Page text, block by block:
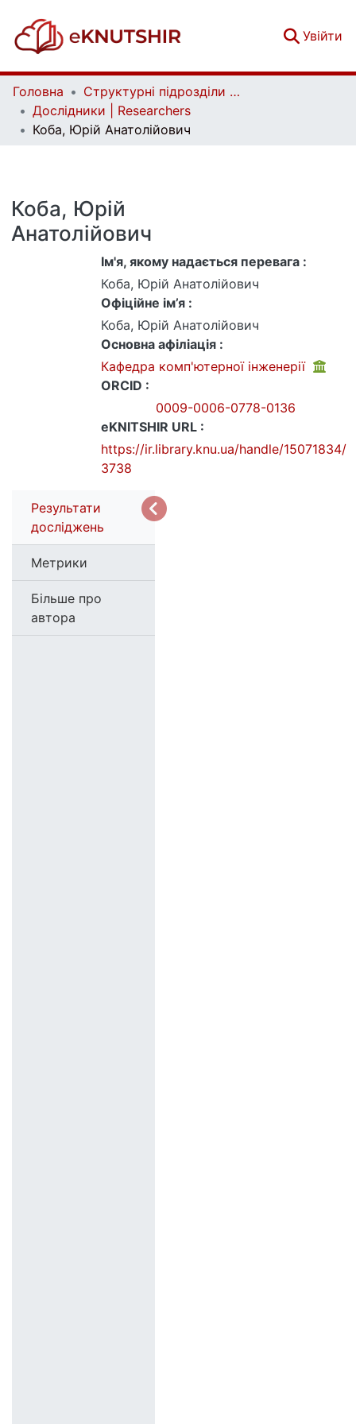
Увійти
Головна
Структурні підрозділи Київського національного університету імені Тараса Шевченка та Організації | Faculties, Institutes and Departments of Taras Shevchenko National University of Kyiv and Organizations
Дослідники | Researchers
Коба, Юрій Анатолійович
Коба, Юрій
Анатолійович
Ім'я, якому надається перевага :
Коба, Юрій Анатолійович
Офіційне ім’я :
Коба, Юрій Анатолійович
Основна афіліація :
Кафедра комп'ютерної інженерії
ORCID :
0009-0006-0778-0136
eKNITSHIR URL :
https://ir.library.knu.ua/handle/15071834/
3738
Результати
досліджень
Метрики
Більше про
автора